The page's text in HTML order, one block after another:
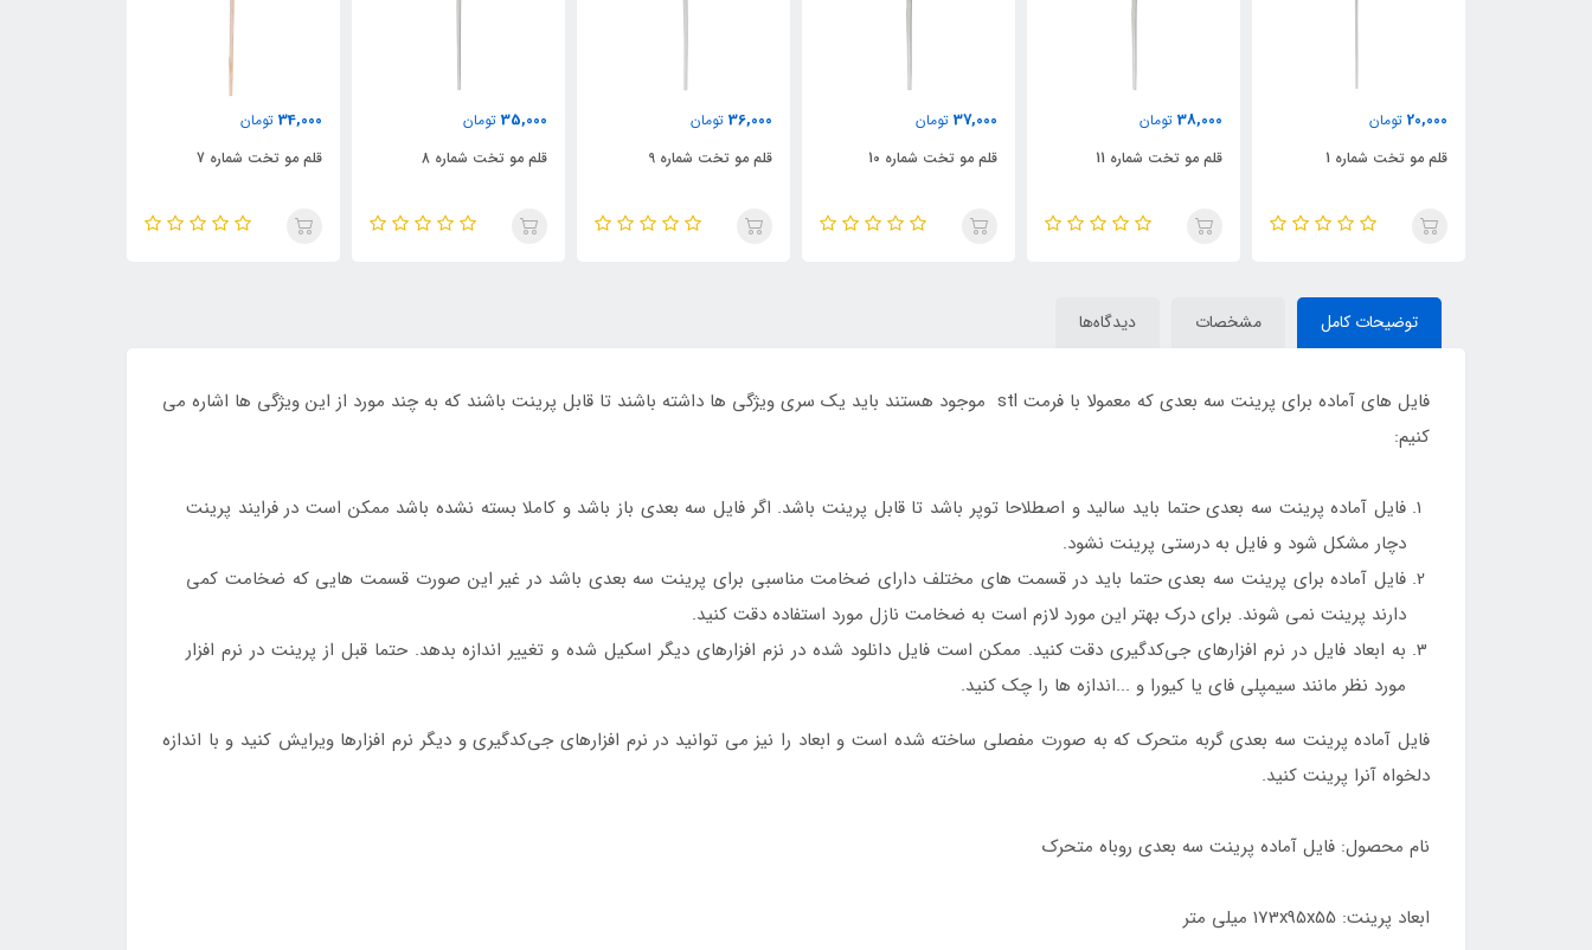
38,000 تومان
قلم مو تخت شماره 11
37,000 تومان
قلم مو تخت شماره 10
36,000 تومان
قلم مو تخت شماره 9
35,000 تومان
قلم مو تخت شماره 8
34,000 تومان
قلم مو تخت شماره 7
32,000 تومان
قلم مو تخت شماره 6
توضیحات کامل مشخصات دیدگاه‌ها
فایل های آماده برای پرینت سه بعدی که معمولا با فرمت stl موجود هستند باید یک سری ویژگی ها داشته باشند تا قابل پرینت باشند که به چند مورد از این ویژگی ها اشاره می
کنیم:
فایل آماده پرینت سه بعدی حتما باید سالید و اصطلاحا توپر باشد تا قابل پرینت باشد. اگر فایل سه بعدی باز باشد و کاملا بسته نشده باشد ممکن است در فرایند پرینت
دچار مشکل شود و فایل به درستی پرینت نشود.
فایل آماده برای پرینت سه بعدی حتما باید در قسمت های مختلف دارای ضخامت مناسبی برای پرینت سه بعدی باشد در غیر این صورت قسمت هایی که ضخامت کمی
دارند پرینت نمی شوند. برای درک بهتر این مورد لازم است به ضخامت نازل مورد استفاده دقت کنید.
به ابعاد فایل در نرم افزارهای جی‌کدگیری دقت کنید. ممکن است فایل دانلود شده در نزم افزارهای دیگر اسکیل شده و تغییر اندازه بدهد. حتما قبل از پرینت در نرم افزار
مورد نظر مانند سیمپلی فای یا کیورا و ...اندازه ها را چک کنید.
فایل آماده پرینت سه بعدی گربه متحرک که به صورت مفصلی ساخته شده است و ابعاد را نیز می توانید در نرم افزارهای جی‌کدگیری و دیگر نرم افزارها ویرایش کنید و با اندازه
دلخواه آنرا پرینت کنید.
نام محصول: فایل آماده پرینت سه بعدی روباه متحرک
ابعاد پرینت: 173x95x55 میلی متر